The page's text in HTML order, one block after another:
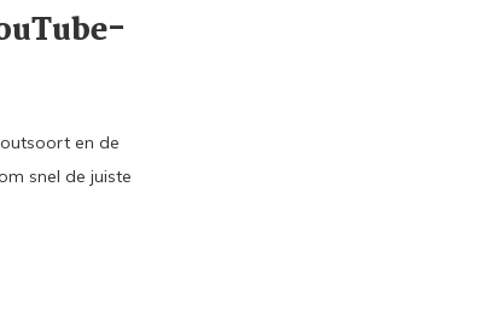
en de
snel de juiste